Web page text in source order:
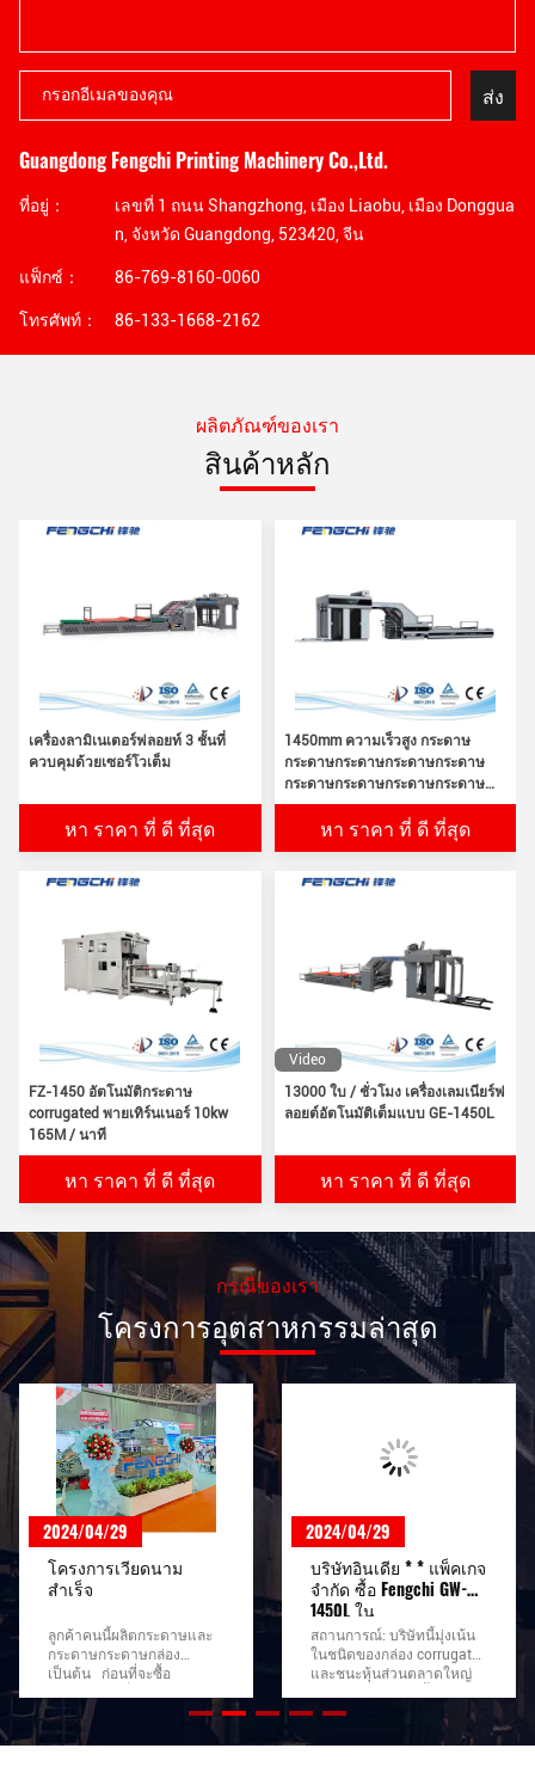
ส่ง
Guangdong Fengchi Printing Machinery Co.,Ltd.
ที่อยู่：
เลขที่ 1 ถนน Shangzhong, เมือง Liaobu, เมือง Donggua
n, จังหวัด Guangdong, 523420, จีน
แฟ็กซ์： 86-769-8160-0060
โทรศัพท์： 86-133-1668-2162
ผลิตภัณฑ์ของเรา
สินค้าหลัก
เครื่องลามิเนเตอร์ฟลอยท์ 3 ชั้นที่
ควบคุมด้วยเซอร์โวเต็ม
หา ราคา ที่ ดี ที่สุด
1450mm ความเร็วสูง กระดาษ
กระดาษกระดาษกระดาษกระดาษ
กระดาษกระดาษกระดาษกระดาษ
กระดาษกระดาษกระดาษกระดาษ
กระดาษกระดาษกระดาษกระดาษ
กระดาษกระดาษกระดาษกระดาษ
กระดาษกระดาษกระดาษกระดาษ
กระดาษกระดาษกระดาษกระดาษ
กระดาษกระดาษกระดาษกระดาษ
กระดาษกระดาษกระดาษกระดาษ
กระดาษกระดาษกระดาษกระดาษ
กระดาษกระดาษกระดาษกระดาษ
กระดาษกระดาษกระดาษกระดาษ
กระดาษ
หา ราคา ที่ ดี ที่สุด
FZ-1450 อัตโนมัติกระดาษ
corrugated พายเทิร์นเนอร์ 10kw
165M / นาที
หา ราคา ที่ ดี ที่สุด
Video
13000 ใบ / ชั่วโมง เครื่องเลมเนียร์ฟ
ลอยต์อัตโนมัติเต็มแบบ GE-1450L
หา ราคา ที่ ดี ที่สุด
กรณีของเรา
โครงการอุตสาหกรรมล่าสุด
2024/04/29
บริษัทอินเดีย * * แพ็คเกจ
จํากัด ซื้อ Fengchi GW-
สถานการณ์: บริษัทนี้มุ่งเน้น
ในชนิดของกล่อง corrugated
และชนะหุ้นส่วนตลาดใหญ่
Meiguang ลามิเนเตอร์ลอย
10 ปีที่ผ่านมาความจุของ
เครื่องจักรเหล่านั้น ไม่
2024/04/29
โครงการ Türkiye การรับ
และจัดส่งอุปกรณ์
ผู้ประกอบการของลูกค้าใน
ตุรกี ชอบเครื่อง FENGCHI
มาก เขาบอกว่ามันใช้งาน
มาก